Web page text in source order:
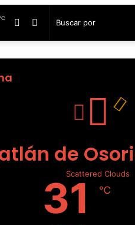
Telegram
Facebook
de
Scattered Clouds
31 ℃